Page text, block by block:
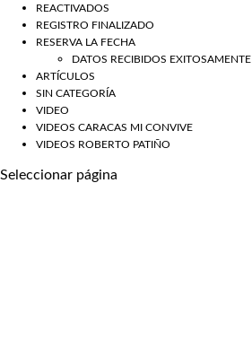
REACTIVADOS
REGISTRO FINALIZADO
RESERVA LA FECHA
DATOS RECIBIDOS EXITOSAMENTE
ARTÍCULOS
SIN CATEGORÍA
VIDEO
VIDEOS CARACAS MI CONVIVE
VIDEOS ROBERTO PATIÑO
Seleccionar página